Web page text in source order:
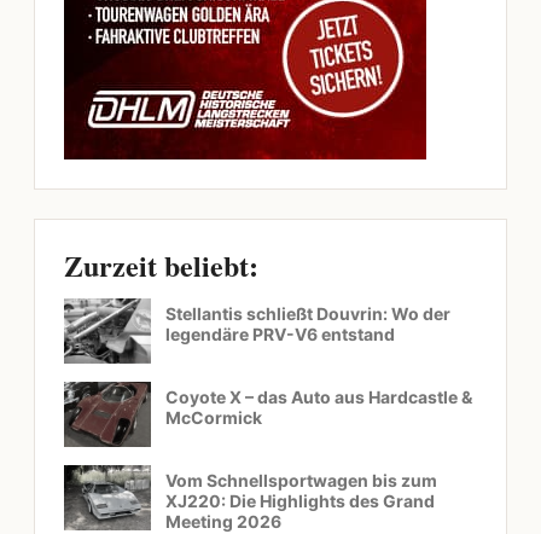
Zurzeit beliebt:
Stellantis schließt Douvrin: Wo der
legendäre PRV-V6 entstand
Coyote X – das Auto aus Hardcastle &
McCormick
Vom Schnellsportwagen bis zum
XJ220: Die Highlights des Grand
Meeting 2026